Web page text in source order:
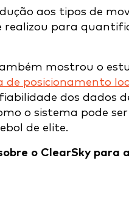
aos tipos de
para
mostrou o
de posicionamento
dos dados
o sistema pode
de elite.
o ClearSky para